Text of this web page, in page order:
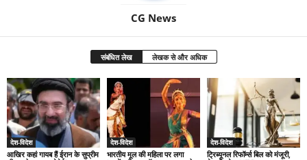
CG News
संबंधित लेख लेखक से और अधिक
देश-विदेश
आखिर कहां गायब हैं ईरान के सुप्रीम
देश-विदेश
भारतीय मूल की महिला पर लगा
देश-विदेश
ट्रिब्यूनल रिफॉर्म्स बिल को मंजूरी,